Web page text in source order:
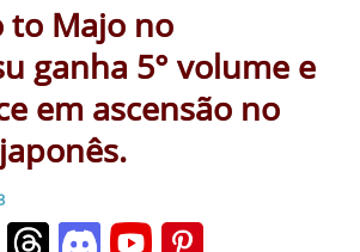
to Majo no
ganha 5° volume e
em ascensão no